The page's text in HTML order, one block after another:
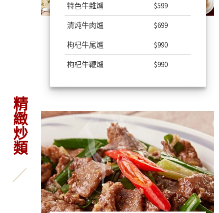
特色牛雜爐 $599
清炖牛肉爐 $699
枸杞牛尾爐 $990
枸杞牛鞭爐 $990
精緻炒類